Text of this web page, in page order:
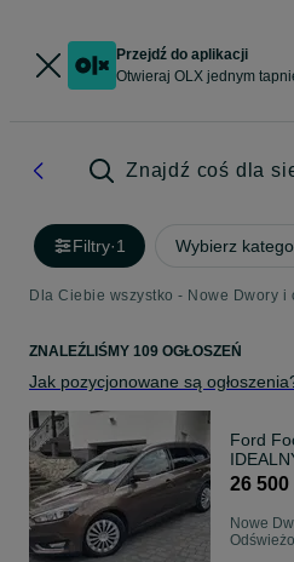
Przejdź do aplikacji
Otwieraj OLX jednym
Znajdź coś dla
Filtry·1 Wybierz
Dla Ciebie wszystko - Nowe Dwory i
ZNALEŹLIŚMY 109 OGŁOSZEŃ
Jak pozycjonowane są
Ford
26 500
Nowe